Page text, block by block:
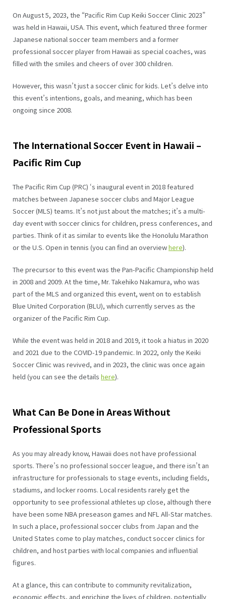
On August 5, 2023, the “Pacific Rim Cup Keiki Soccer Clinic 2023”
was held in Hawaii, USA. This event, which featured three former
Japanese national soccer team members and a former
professional soccer player from Hawaii as special coaches, was
filled with the smiles and cheers of over 300 children.
However, this wasn’t just a soccer clinic for kids. Let’s delve into
this event’s intentions, goals, and meaning, which has been
ongoing since 2008.
The International Soccer Event in Hawaii –
Pacific Rim Cup
The Pacific Rim Cup (PRC) ‘s inaugural event in 2018 featured
matches between Japanese soccer clubs and Major League
Soccer (MLS) teams. It’s not just about the matches; it’s a multi-
day event with soccer clinics for children, press conferences, and
parties. Think of it as similar to events like the Honolulu Marathon
or the U.S. Open in tennis (you can find an overviewhere).
The precursor to this event was the Pan-Pacific Championship held
in 2008 and 2009. At the time, Mr. Takehiko Nakamura, who was
part of the MLS and organized this event, went on to establish
Blue United Corporation (BLU), which currently serves as the
organizer of the Pacific Rim Cup.
While the event was held in 2018 and 2019, it took a hiatus in 2020
and 2021 due to the COVID-19 pandemic. In 2022, only the Keiki
Soccer Clinic was revived, and in 2023, the clinic was once again
held (you can see the details here).
What Can Be Done in Areas Without
Professional Sports
As you may already know, Hawaii does not have professional
sports. There’s no professional soccer league, and there isn’t an
infrastructure for professionals to stage events, including fields,
stadiums, and locker rooms. Local residents rarely get the
opportunity to see professional athletes up close, although there
have been some NBA preseason games and NFL All-Star matches.
In such a place, professional soccer clubs from Japan and the
United States come to play matches, conduct soccer clinics for
children, and host parties with local companies and influential
figures.
At a glance, this can contribute to community revitalization,
economic effects, and enriching the lives of children, potentially